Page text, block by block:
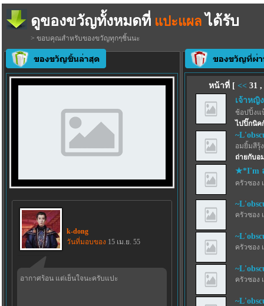
ดูของขวัญทั้งหมดที่ แปะแผล ได้รับ
> ขอบคุณสำหรับของขวัญทุกๆชิ้นนะ
k-dong
วันที่มอบของ 15 เม.ย. 55
อากาศร้อน แต่เย็นใจนะครับแปะ
หน้าที่ [ << 31,
เจ้าหญิ
ช้อปปิ้งแ
ไปปิ๊กนิค
อมยิ้มสีรุ้ง
ถ่ายกับอ
★*I'm
ครัวซอง
ครัวซอง
ครัวซอง
ครัวซอง